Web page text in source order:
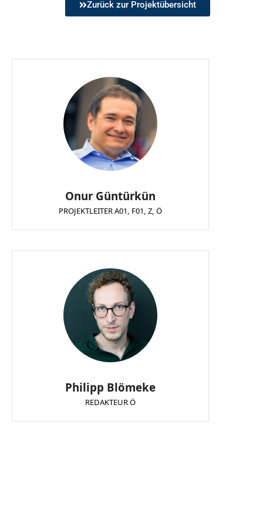
Besonderen interessieren. Drittens soll
unser SFB am besten durch die vielen
wissenschaftlichen Ziele einsetzen. Zu
>>.
nutzten die sich daraus ergebenden
etc. zu verbreiten. Es gibt einen weiteren
wichtigen Bereich der Wissens-
verbreitung, vielleicht sogar den
wichtigsten: Lehrerinnen und Lehrer. Ihr
Beruf ist es schließlich, Erkenntnisse
über Lernen und Gedächtnis in den
Schulunterricht zu übertragen. Deshalb
haben wir die Einladung des Lehrertags
der RUB gerne angenommen, um ca. 400
wissenschaftlichen Erkenntnisse zu den
Themen Lernen und Gedächtnis
vorzustellen. Da dies im Oktober 2020
Online-Format geschehen.
Zurück zur Projektübersicht
Onur Güntürkün
PROJEKTLEITER A01, F01, Z, Ö
Philipp Blömeke
REDAKTEUR Ö